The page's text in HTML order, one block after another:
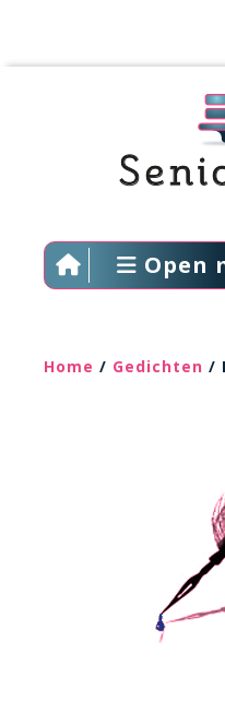
Open
Home / Gedichten /